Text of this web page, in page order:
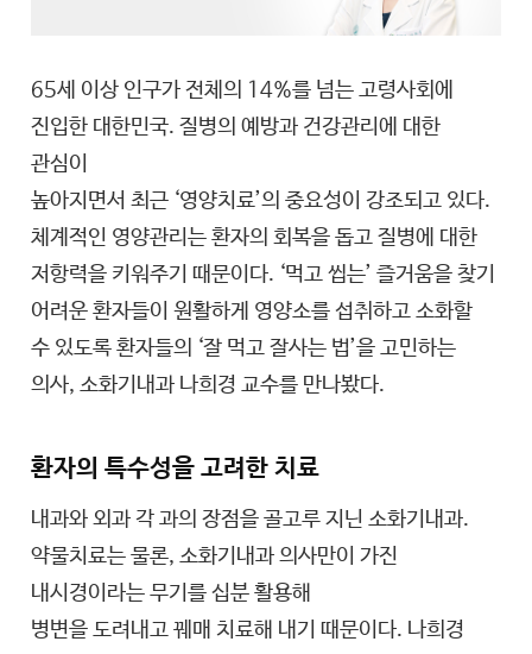
65세 이상 인구가 전체의 14%를 넘는 고령사회에
진입한 대한민국. 질병의 예방과 건강관리에 대한
관심이
높아지면서 최근 ‘영양치료’의 중요성이 강조되고 있다.
체계적인 영양관리는 환자의 회복을 돕고 질병에 대한
저항력을 키워주기 때문이다. ‘먹고 씹는’ 즐거움을 찾기
어려운 환자들이 원활하게 영양소를 섭취하고 소화할
수 있도록 환자들의 ‘잘 먹고 잘사는 법’을 고민하는
의사, 소화기내과 나희경 교수를 만나봤다.
환자의 특수성을 고려한 치료
내과와 외과 각 과의 장점을 골고루 지닌 소화기내과.
약물치료는 물론, 소화기내과 의사만이 가진
내시경이라는 무기를 십분 활용해
병변을 도려내고 꿰매 치료해 내기 때문이다. 나희경